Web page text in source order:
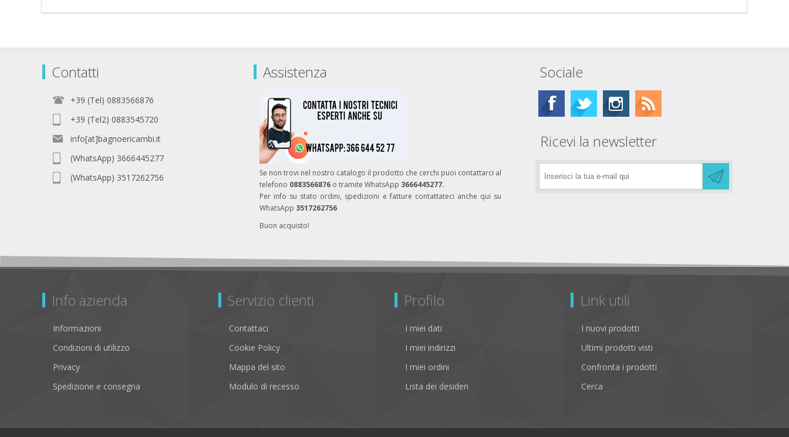
Contatti
+39 (Tel) 0883566876
+39 (Tel2) 0883545720
info[at]bagnoericambi.it
(WhatsApp) 3666445277
(WhatsApp) 3517262756
Assistenza
Se non trovi nel nostro catalogo il prodotto che cerchi puoi contattarci al
telefono 0883566876 o tramite WhatsApp 3666445277.
Per info su stato ordini, spedizioni e fatture contattateci anche qui su
WhatsApp 3517262756
Buon acquisto!
Sociale
Ricevi la newsletter
Info azienda
Informazioni
Condizioni di utilizzo
Privacy
Spedizione e consegna
Servizio clienti
Contattaci
Cookie Policy
Mappa del sito
Modulo di recesso
Profilo
I miei dati
I miei indirizzi
I miei ordini
Lista dei desideri
Link utili
I nuovi prodotti
Ultimi prodotti visti
Confronta i prodotti
Cerca